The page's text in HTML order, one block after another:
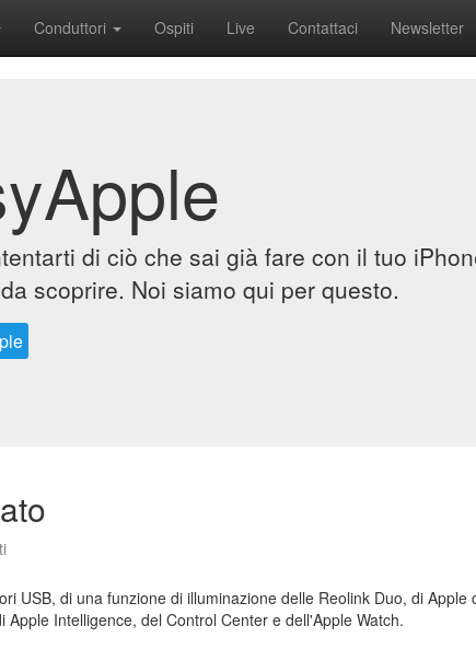
Conduttori Ospiti Live Contattaci Newsletter
di ciò che sai già fare con il tuo
scoprire. Noi siamo qui per questo.
USB, di una funzione di illuminazione delle Reolink Duo, di Apple
Apple Intelligence, del Control Center e dell'Apple Watch.